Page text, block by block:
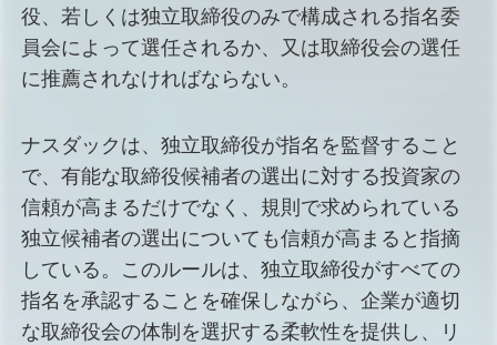
役、若しくは独立取締役のみで構成される指名委
員会によって選任されるか、又は取締役会の選任
に推薦されなければならない。
ナスダックは、独立取締役が指名を監督すること
で、有能な取締役候補者の選出に対する投資家の
信頼が高まるだけでなく、規則で求められている
独立候補者の選出についても信頼が高まると指摘
している。このルールは、独立取締役がすべての
指名を承認することを確保しながら、企業が適切
な取締役会の体制を選択する柔軟性を提供し、リ